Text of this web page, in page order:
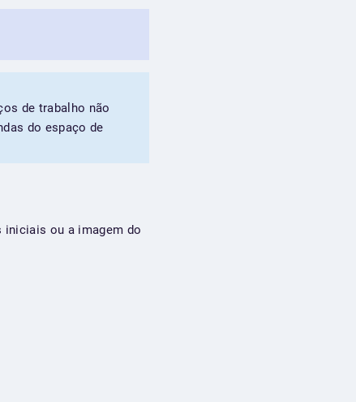
de trabalho não
do espaço de
iniciais ou a imagem do